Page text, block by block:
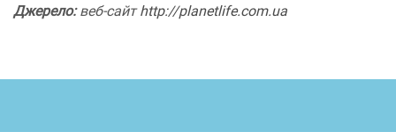
Джерело:веб-сайтhttp://planetlife.com.ua